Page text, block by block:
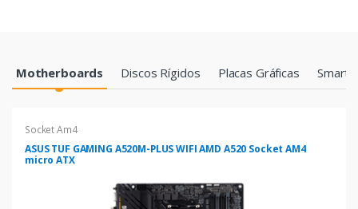
Products Grid
Motherboards Discos Rígidos Placas Gráficas
Socket Am4
ASUS TUF GAMING A520M-PLUS WIFI AMD A520 Socket AM4
micro ATX